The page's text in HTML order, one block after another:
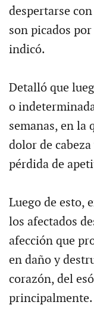
despertarse
son picados
indicó.
Detalló que
o
semanas, en la
dolor de
pérdida de
Luego de esto,
los afectados
afección que
en daño y
corazón, del
principalmente.